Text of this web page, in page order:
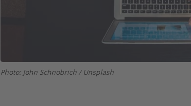
Photo: John Schnobrich / Unsplash